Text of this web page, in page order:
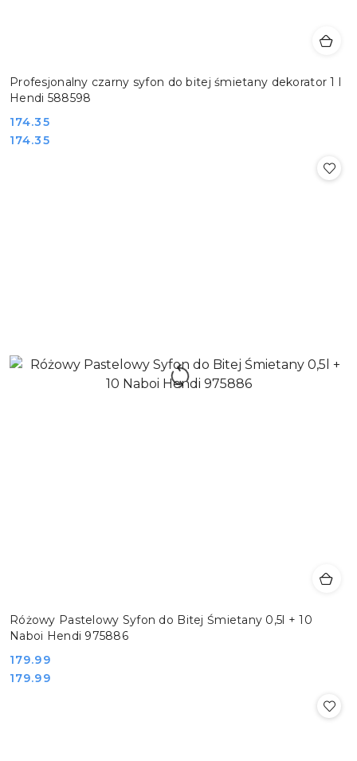
Profesjonalny czarny syfon do bitej śmietany dekorator 1 l
Hendi 588598
Cena:
174.35
Cena:
174.35
Różowy Pastelowy Syfon do Bitej Śmietany 0,5l + 10
Naboi Hendi 975886
Cena:
179.99
Cena:
179.99